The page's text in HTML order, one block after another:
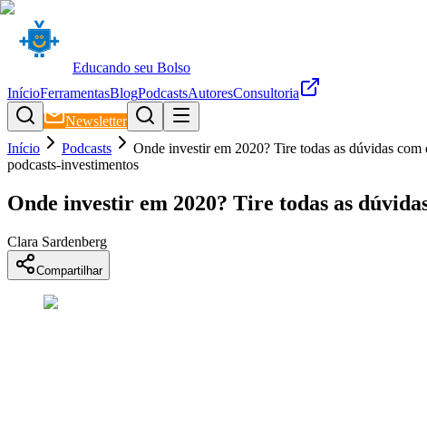
Educando seu Bolso
InícioFerramentasBlogPodcastsAutoresConsultoria
Newsletter
Início
Podcasts
Onde investir em 2020? Tire todas as dúvidas com
podcasts-investimentos
Onde investir em 2020? Tire todas as
Clara Sardenberg
Compartilhar